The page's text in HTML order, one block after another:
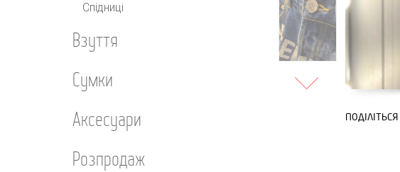
Спідниці
Взуття
Сумки
Аксесуари
Розпродаж
ПОДІЛІТЬСЯ